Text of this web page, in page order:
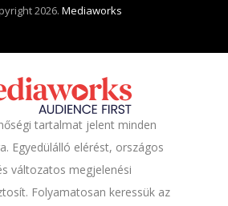
2026.Mediaworks
tartalmat jelent minden
Egyedülálló elérést, országos
változatos megjelenési
Folyamatosan keressük az